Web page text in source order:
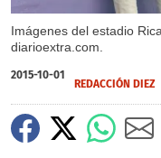
Imágenes del estadio
diarioextra.com.
2015-10-01
REDACCIÓN DIEZ